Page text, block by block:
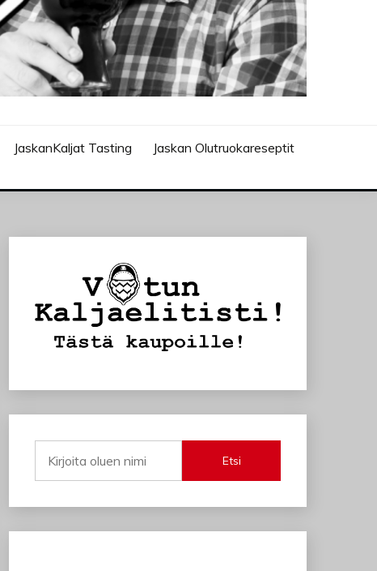
JaskanKaljat Tasting
Jaskan Olutruokareseptit
Etsi